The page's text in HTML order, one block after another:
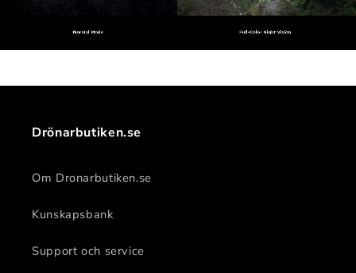
Drönarbutiken.se
Om Dronarbutiken.se
Kunskapsbank
Support och service